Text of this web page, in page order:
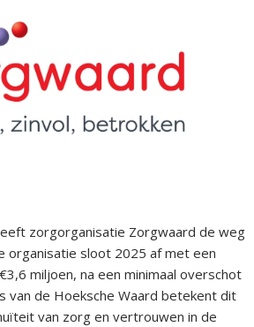
zorgorganisatie Zorgwaard de weg
organisatie sloot 2025 af met een
miljoen, na een minimaal overschot
van de Hoeksche Waard betekent dit
van zorg en vertrouwen in de